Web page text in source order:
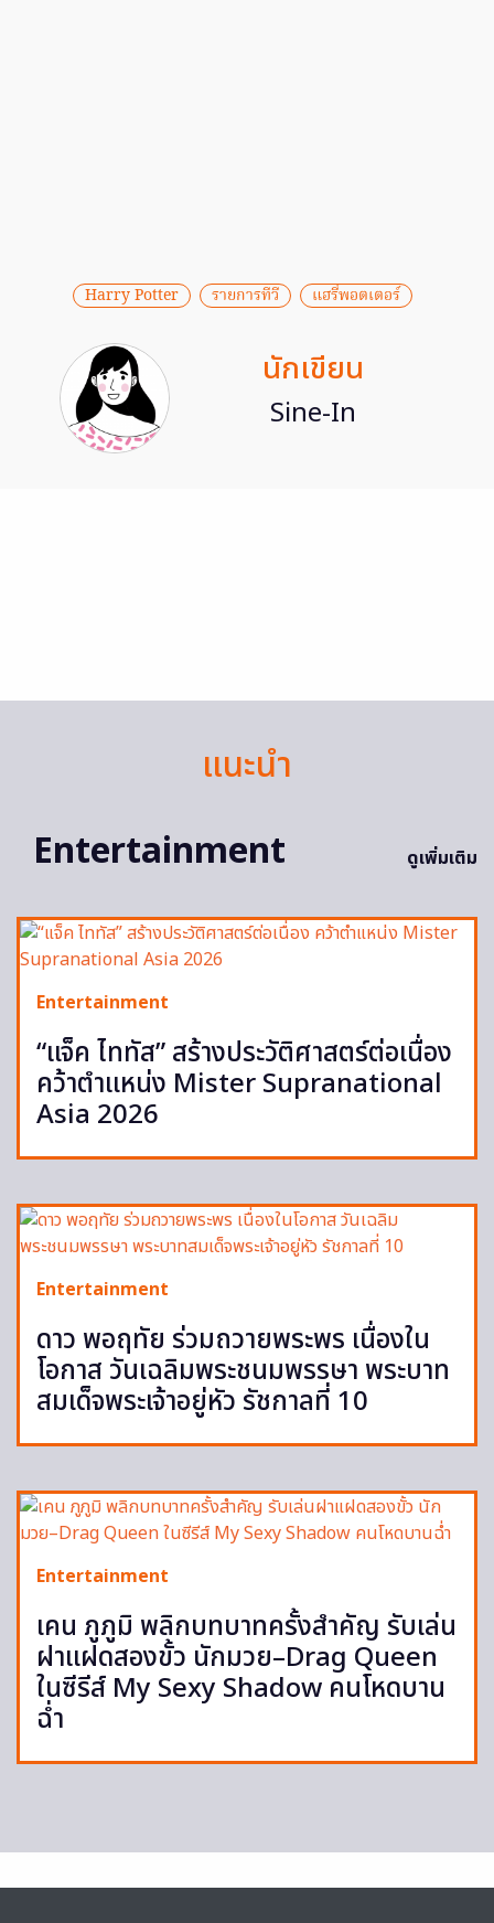
Harry Potter รายการทีวี แฮรี่พอตเตอร์
นักเขียน
Sine-In
แนะนำ
Entertainment
ดูเพิ่มเติม
Entertainment
“แจ็ค ไททัส” สร้างประวัติศาสตร์ต่อเนื่อง
คว้าตำแหน่ง Mister Supranational
Asia 2026
Entertainment
ดาว พอฤทัย ร่วมถวายพระพร เนื่องใน
โอกาส วันเฉลิมพระชนมพรรษา พระบาท
สมเด็จพระเจ้าอยู่หัว รัชกาลที่ 10
Entertainment
เคน ภูภูมิ พลิกบทบาทครั้งสำคัญ รับเล่น
ฝาแฝดสองขั้ว นักมวย–Drag Queen
ในซีรีส์ My Sexy Shadow คนโหดบาน
ฉ่ำ